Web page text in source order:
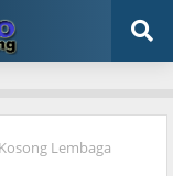
Lembaga